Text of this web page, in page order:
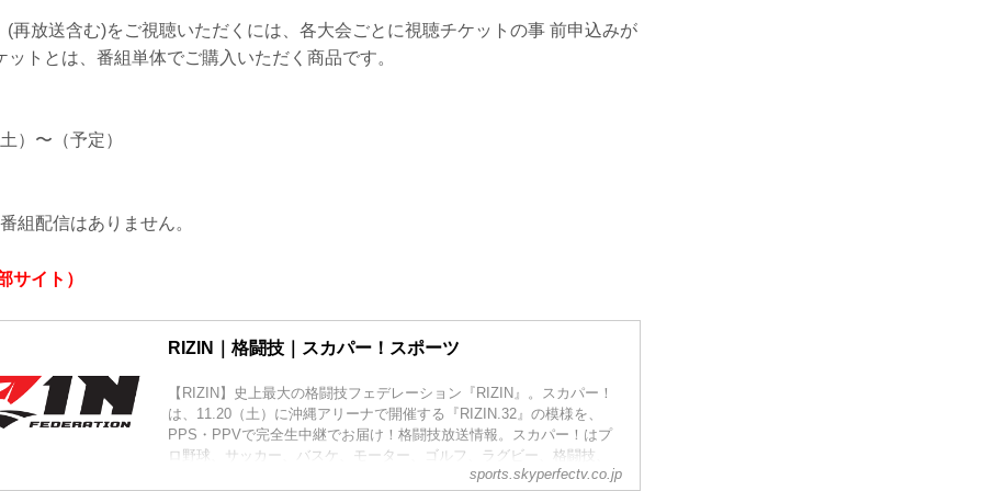
(再放送含む)をご視聴いただくには、各大会ごとに視聴チケットの事 前申込みが
トとは、番組単体でご購入いただく商品です。
）〜（予定）
組配信はありません。
サイト）
RIZIN｜格闘技｜スカパー！スポーツ
【RIZIN】史上最大の格闘技フェデレーション『RIZIN』。スカパー！
は、11.20（土）に沖縄アリーナで開催する『RIZIN.32』の模様を、
PPS・PPVで完全生中継でお届け！格闘技放送情報。スカパー！はプ
ロ野球、サッカー、バスケ、モーター、ゴルフ、ラグビー、格闘技、
サイクル、テニスなど様々なスポーツを生中継中心に放送・配信！
sports.skyperfectv.co.jp